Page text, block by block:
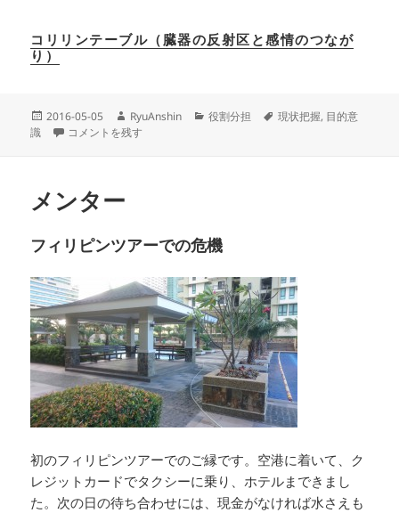
コリリンテーブル（臓器の反射区と感情のつなが
り）
投
稿
2016-05-05
作
成
RyuAnshin
カ
役割分担
タ
現状把握, 目的意
識
ピント合わせは簡単 に
コメントを残す
メンター
フィリピンツアーでの危機
初のフィリピンツアーでのご縁です。空港に着いて、ク
レジットカードでタクシーに乗り、ホテルまできまし
た。次の日の待ち合わせには、現金がなければ水さえも